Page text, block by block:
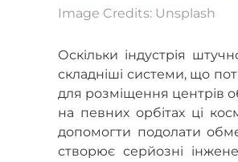
Image Credits: Unsplash
Оскільки індустрія
складніші системи, що
для розміщення центрів
на певних орбітах ці
допомогти подолати
створює серйозні